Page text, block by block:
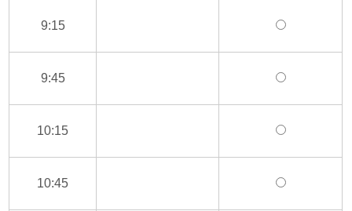
9:15
9:45
10:15
10:45